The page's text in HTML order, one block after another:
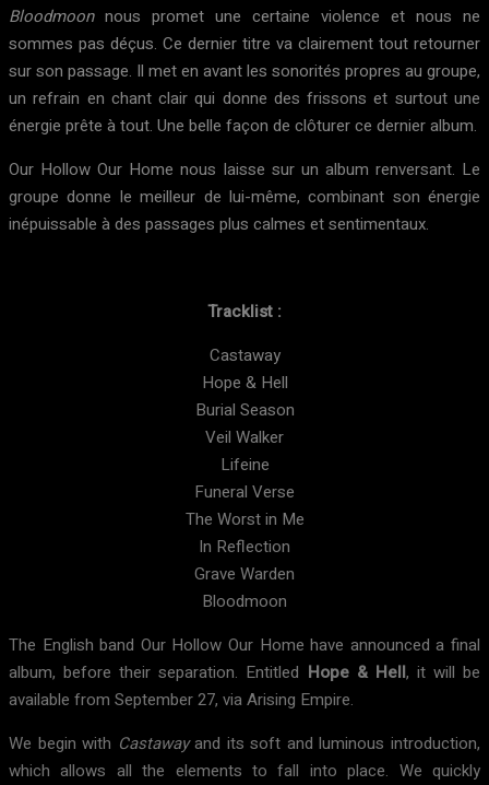
Bloodmoonnous promet une certaine violence et nous ne
sommes pas déçus. Ce dernier titre va clairement tout retourner
sur son passage. Il met en avant les sonorités propres au groupe,
un refrain en chant clair qui donne des frissons et surtout une
énergie prête à tout. Une belle façon de clôturer ce dernier album.
Our Hollow Our Home nous laisse sur un album renversant. Le
groupe donne le meilleur de lui-même, combinant son énergie
inépuissable à des passages plus calmes et sentimentaux.
Tracklist :
Castaway
Hope & Hell
Burial Season
Veil Walker
Lifeine
Funeral Verse
The Worst in Me
In Reflection
Grave Warden
Bloodmoon
The English band Our Hollow Our Home have announced a final
album, before their separation. Entitled Hope & Hell, it will be
available from September 27, via Arising Empire.
We begin with Castawayand its soft and luminous introduction,
which allows all the elements to fall into place. We quickly